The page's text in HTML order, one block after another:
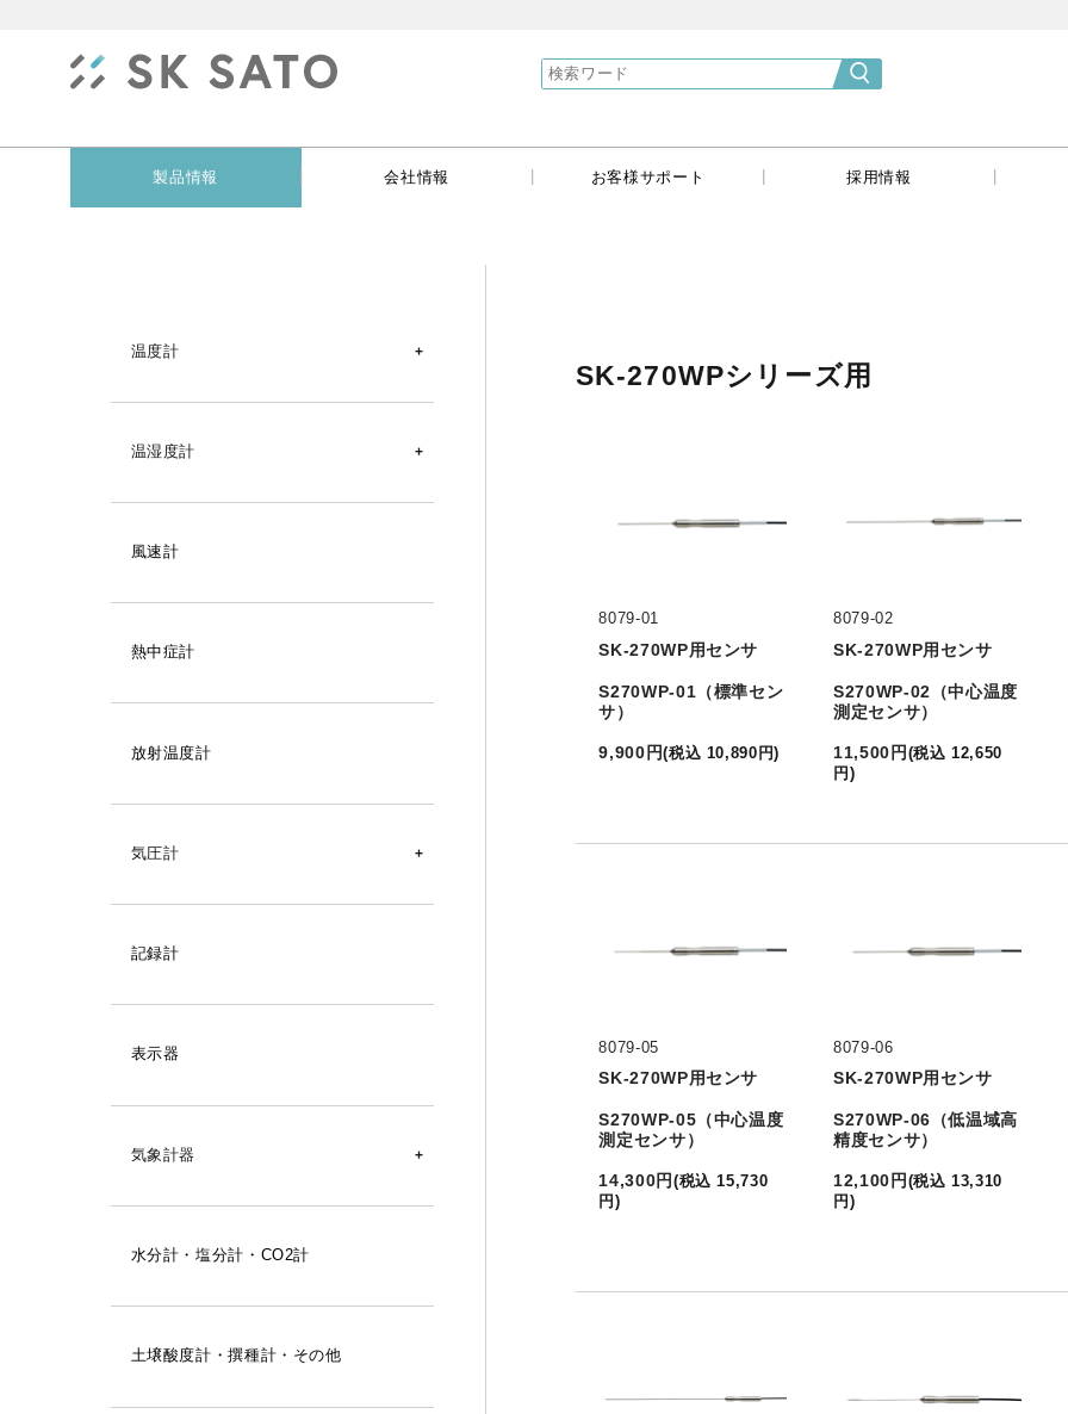
}
製品情報 会社情報 お客様サポート 採用情報
温度計
デジタル温度計
アナログ温度計
自記記録計（温度）
隔測式温度計（在庫規格品）
防滴型
埋込型
接点付
壁掛型
埋込型
直結型
防水型
リレーユニット
資料
温湿度計
デジタル温湿度計
温湿度ロガー
変換器
アナログ温湿度計
自記記録計（温湿度）
アスマン式通風乾湿計
風速計
熱中症計
放射温度計
気圧計
デジタル気圧計
アナログ気圧計
自記記録計（気圧）
記録計
表示器
気象計器
風向風速計
風速計
雨量計
気圧計
水分計・塩分計・CO2計
土壌酸度計・撰種計・その他
SK-270WPシリーズ用
8079-01
SK-270WP用センサ
S270WP-01（標準セン
サ）
9,900 円(税込 10,890 円)
8079-02
SK-270WP用センサ
S270WP-02（中心温度
測定センサ）
11,500 円 (税込 12,650
円 )
8079-05
SK-270WP用センサ
S270WP-05（中心温度
測定センサ）
14,300円 (税込 15,730
円)
8079-06
SK-270WP用センサ
S270WP-06（低温域高
精度センサ）
12,100 円 (税込 13,310
円 )